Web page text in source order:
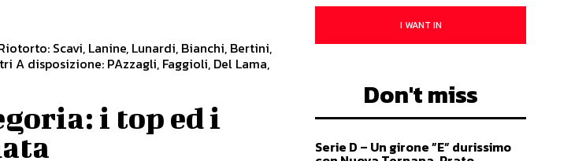
Scavi, Lanine, Lunardi, Bianchi, Bertini,
A disposizione: PAzzagli, Faggioli, Del Lama,
i top ed i
I WANT IN
Don't miss
Serie D – Un girone ”E” durissimo